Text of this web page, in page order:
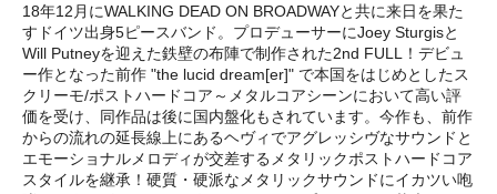
18年12月にWALKING DEAD ON BROADWAYと共に来日を果た
すドイツ出身5ピースバンド。プロデューサーにJoey Sturgisと
Will Putneyを迎えた鉄壁の布陣で制作された2nd FULL！デビュ
ー作となった前作 "the lucid dream[er]" で本国をはじめとしたス
クリーモ/ポストハードコア～メタルコアシーンにおいて高い評
価を受け、同作品は後に国内盤化もされています。今作も、前作
からの流れの延長線上にあるヘヴィでアグレッシヴなサウンドと
エモーショナルメロディが交差するメタリックポストハードコア
スタイルを継承！硬質・硬派なメタリックサウンドにイカツい咆